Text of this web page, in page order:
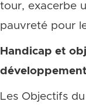
tour, exacerbe
pauvreté pour
Handicap et
développement
Les Objectifs